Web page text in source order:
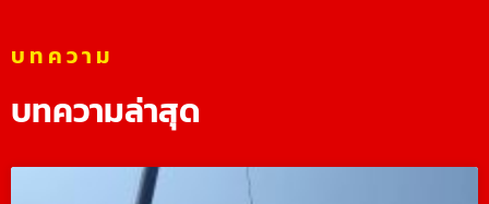
บทความ
บทความล่าสุด